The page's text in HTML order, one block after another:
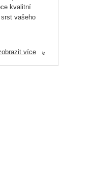
kvalitní
vašeho
více «